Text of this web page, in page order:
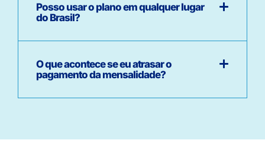
Posso usar o plano em qualquer lugar
do Brasil?
O que acontece se eu atrasar o
pagamento da mensalidade?